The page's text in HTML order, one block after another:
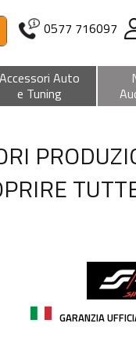
0577 716097
Accessori Auto
e Tuning
GARANZIA